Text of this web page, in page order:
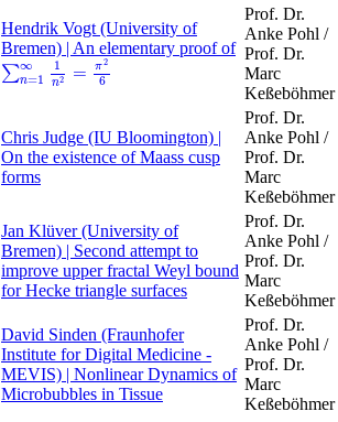
Hendrik Vogt (University of
Bremen) | An elementary proof of
∑∞
n=1
1
n2 = π2
6
∑n=1∞1n2=π26
Prof. Dr.
Anke Pohl /
Prof. Dr.
Marc
Keßeböhmer
Chris Judge (IU Bloomington) |
On the existence of Maass cusp
forms
Prof. Dr.
Anke Pohl /
Prof. Dr.
Marc
Keßeböhmer
Jan Klüver (University of
Bremen) | Second attempt to
improve upper fractal Weyl bound
for Hecke triangle surfaces
Prof. Dr.
Anke Pohl /
Prof. Dr.
Marc
Keßeböhmer
David Sinden (Fraunhofer
Institute for Digital Medicine -
MEVIS) | Nonlinear Dynamics of
Microbubbles in Tissue
Prof. Dr.
Anke Pohl /
Prof. Dr.
Marc
Keßeböhmer